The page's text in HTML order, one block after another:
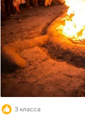
3 класса